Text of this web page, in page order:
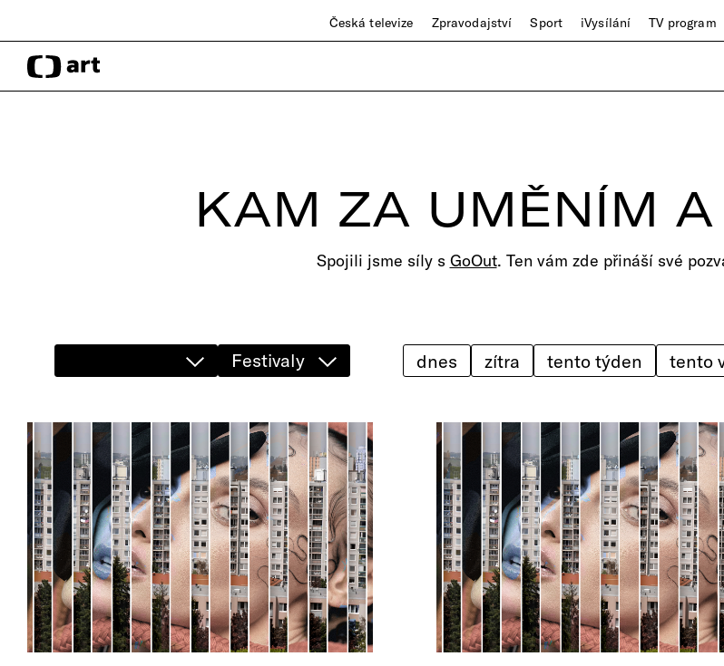
Česká televize Zpravodajství Sport iVysílání TV program
KAM ZA UMĚNÍM A
Spojili jsme síly s GoOut. Ten vám zde přináší své
Festivaly dnes zítra tento týden tento